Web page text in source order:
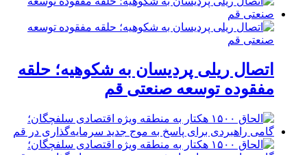
اتصال ریلی پردیسان به شکوهیه؛ حلقه
مفقوده توسعه صنعتی قم